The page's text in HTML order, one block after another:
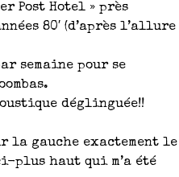
Post Hotel » près
80′ (d’après l’allure
semaine pour se
déglinguée!!
la gauche exactement le
plus haut qui m’a été